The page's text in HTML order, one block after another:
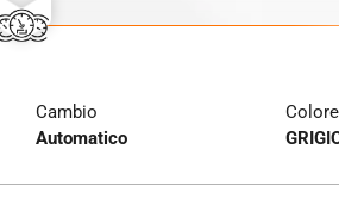
Cambio
Automatico